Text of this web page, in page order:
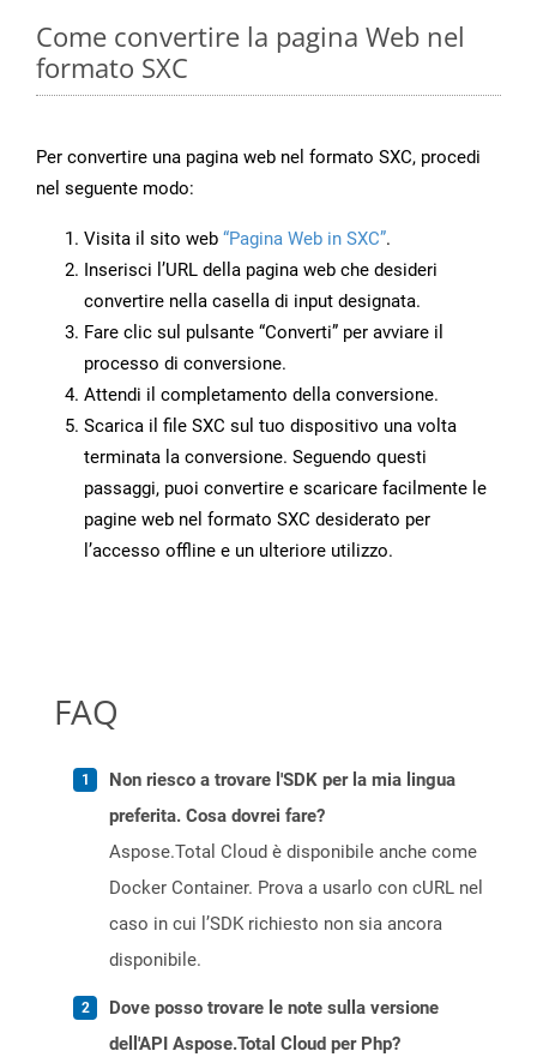
Come convertire la pagina Web nel
formato SXC
Per convertire una pagina web nel formato SXC, procedi
nel seguente modo:
Visita il sito web “Pagina Web in SXC”.
Inserisci l’URL della pagina web che desideri
convertire nella casella di input designata.
Fare clic sul pulsante “Converti” per avviare il
processo di conversione.
Attendi il completamento della conversione.
Scarica il file SXC sul tuo dispositivo una volta
terminata la conversione. Seguendo questi
passaggi, puoi convertire e scaricare facilmente le
pagine web nel formato SXC desiderato per
l’accesso offline e un ulteriore utilizzo.
FAQ
Non riesco a trovare l'SDK per la mia lingua
preferita. Cosa dovrei fare?
Aspose.Total Cloud è disponibile anche come
Docker Container. Prova a usarlo con cURL nel
caso in cui l’SDK richiesto non sia ancora
disponibile.
Dove posso trovare le note sulla versione
dell'API Aspose.Total Cloud per Php?